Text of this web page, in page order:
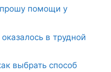
помощи у
в трудной
выбрать способ